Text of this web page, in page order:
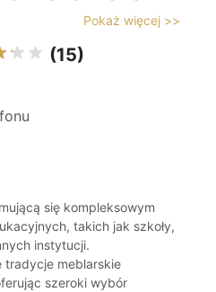
Pokaż więcej >>
(15)
się kompleksowym
takich jak szkoły,
instytucji.
tradycje meblarskie
szeroki wybór